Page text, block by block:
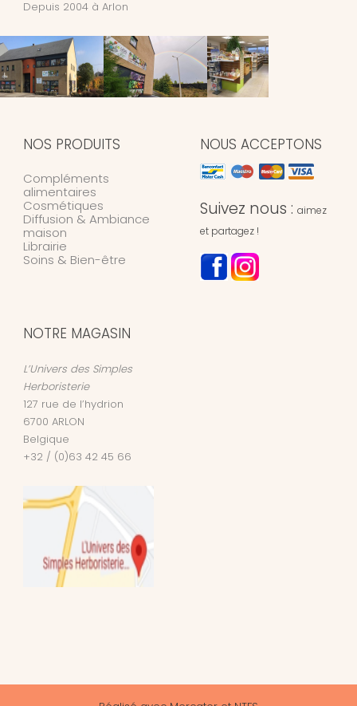
Depuis 2004 à Arlon
NOS PRODUITS
Compléments
alimentaires
Cosmétiques
Diffusion & Ambiance
maison
Librairie
Soins & Bien-être
NOUS ACCEPTONS
Suivez nous : aimez
et partagez !
NOTRE MAGASIN
L’Univers des Simples
Herboristerie
127 rue de l’hydrion
6700 ARLON
Belgique
+32 / (0)63 42 45 66